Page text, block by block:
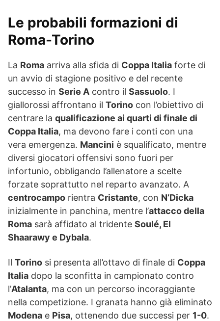
Le probabili formazioni di
Roma-Torino
La Roma arriva alla sfida di Coppa Italia forte di
un avvio di stagione positivo e del recente
successo in Serie A contro il Sassuolo. I
giallorossi affrontano il Torino con l’obiettivo di
centrare la qualificazione ai quarti di finale di
Coppa Italia, ma devono fare i conti con una
vera emergenza. Mancini è squalificato, mentre
diversi giocatori offensivi sono fuori per
infortunio, obbligando l’allenatore a scelte
forzate soprattutto nel reparto avanzato. A
centrocampo rientra Cristante, con N’Dicka
inizialmente in panchina, mentre l’attacco della
Roma sarà affidato al tridente Soulé, El
Shaarawy e Dybala.
Il Torino si presenta all’ottavo di finale di Coppa
Italia dopo la sconfitta in campionato contro
l’Atalanta, ma con un percorso incoraggiante
nella competizione. I granata hanno già eliminato
Modena e Pisa, ottenendo due successi per 1-0.